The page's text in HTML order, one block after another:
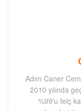
Adım Caner
2010 yılında
%99'u felç